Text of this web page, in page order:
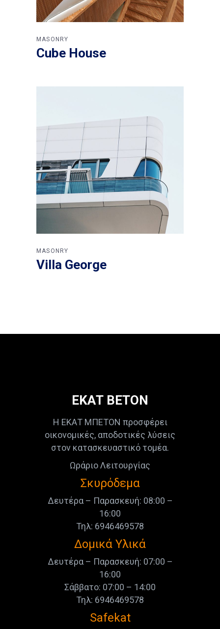
MASONRY
Cube House
MASONRY
Villa George
ΕΚΑΤ ΒΕΤΟΝ
Η ΕΚΑΤ ΜΠΕΤΟΝ προσφέρει
οικονομικές, αποδοτικές λύσεις
στον κατασκευαστικό τομέα.
Ωράριο Λειτουργίας
Σκυρόδεμα
Δευτέρα – Παρασκευή: 08:00 –
16:00
Τηλ: 6946469578
Δομικά Υλικά
Δευτέρα – Παρασκευή: 07:00 –
16:00
Σάββατο: 07:00 – 14:00
Τηλ: 6946469578
Safekat